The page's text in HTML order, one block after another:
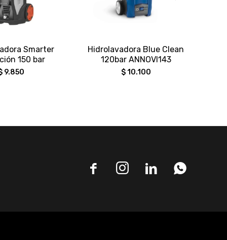
Smarter
150 bar
9.850
Hidrolavadora Blue Clean
120bar ANNOVI143
$10.100
   